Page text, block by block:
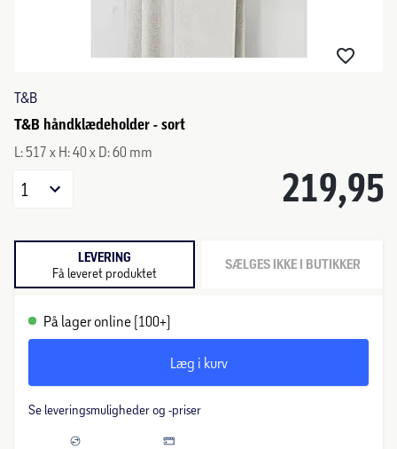
T&B
T&B håndklædeholder - sort
L: 517 x H: 40 x D: 60 mm
219,95
1
LEVERING
Få leveret produktet SÆLGES IKKE I BUTIKKER
På lager online (100+)
Læg i kurv
Se leveringsmuligheder og -priser